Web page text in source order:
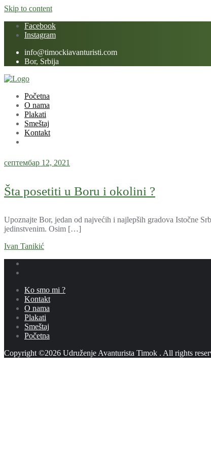
Skip to content
Facebook
Instagram
info@timockiavanturisti.com
Bor, Srbija
Početna
O nama
Plakati
Smeštaj
Kontakt
септембар 12, 2021
Šta posetiti u Boru i okolini ?
Upoznajte Bor, jedan od najvećih i najlepših gradova Istočne
jedinstvenim. Osim […]
Ivan Tanikić
Ko smo mi ?
Kontakt
O nama
Plakati
Smeštaj
Početna
Copyright ©2026 Udruženje Avanturista Timok . All rights